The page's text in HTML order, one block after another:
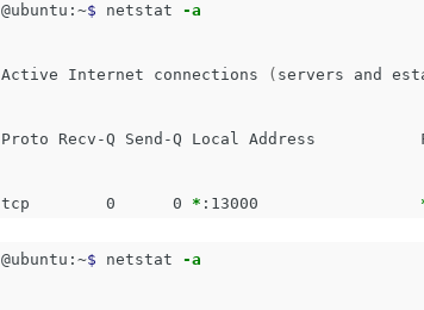
@ubuntu:~$ netstat -a
Active Internet connections ( servers and
Proto Recv-Q Send-Q Local Address
tcp        0      0 * :13000
@ubuntu:~$ netstat -a